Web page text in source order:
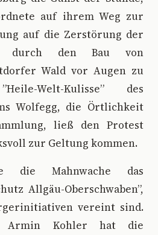
auf ihrem Weg zur
auf die Zerstörung der
durch den Bau von
Wald vor Augen zu
Welt-Kulisse” des
Wolfegg, die Örtlichkeit
ließ den Protest
zur Geltung kommen.
die Mahnwache das
Allgäu-Oberschwaben”,
vereint sind.
Armin Kohler hat die